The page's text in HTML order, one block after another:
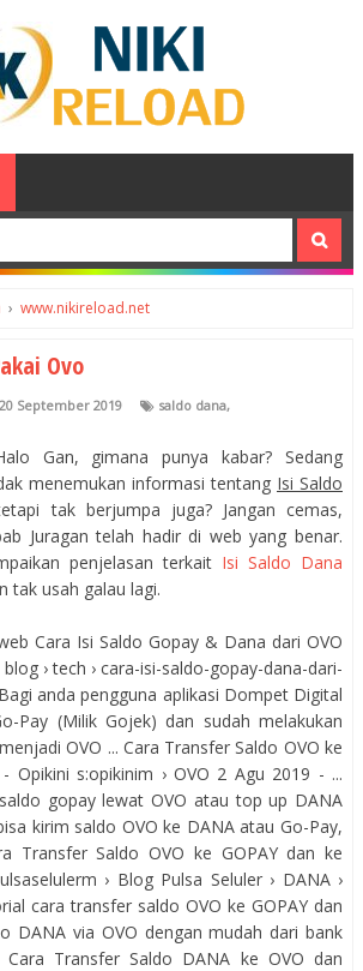
› www.nikireload.net
Ovo
September 2019 saldo dana,
Gan, gimana punya kabar? Sedang
menemukan informasi tentang Isi Saldo
tak berjumpa juga? Jangan cemas,
Juragan telah hadir di web yang benar.
penjelasan terkait Isi Saldo Dana
tak usah galau lagi.
Cara Isi Saldo Gopay & Dana dari OVO
› tech › cara-isi-saldo-gopay-dana-dari-
anda pengguna aplikasi Dompet Digital
Pay (Milik Gojek) dan sudah melakukan
OVO ... Cara Transfer Saldo OVO ke
Opikini s:opikinim › OVO 2 Agu 2019 - ...
gopay lewat OVO atau top up DANA
kirim saldo OVO ke DANA atau Go-Pay,
Transfer Saldo OVO ke GOPAY dan ke
› Blog Pulsa Seluler › DANA ›
cara transfer saldo OVO ke GOPAY dan
DANA via OVO dengan mudah dari bank
Transfer Saldo DANA ke OVO dan